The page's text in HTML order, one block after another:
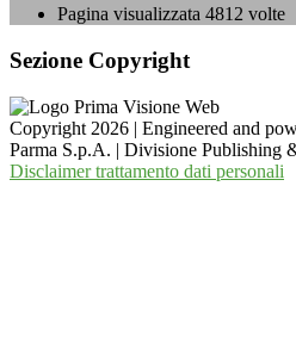
Pagina visualizzata 4812 volte
Sezione Copyright
Copyright 2026 | Engineered and
Parma S.p.A. | Divisione Publishing
Disclaimer trattamento dati personali